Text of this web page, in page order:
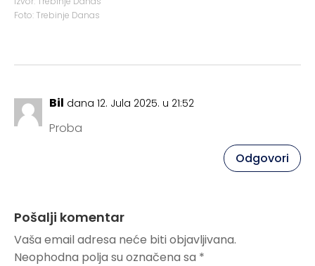
Foto: Trebinje Danas
Bil dana 12. Jula 2025. u 21:52
Proba
Odgovori
Pošalji komentar
Vaša email adresa neće biti objavljivana.
Neophodna polja su označena sa *